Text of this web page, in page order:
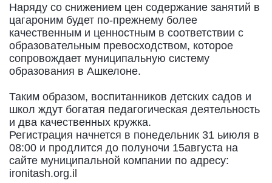
Наряду со снижением цен содержание занятий в
цагароним будет по-прежнему более
качественным и ценностным в соответствии с
образовательным превосходством, которое
сопровождает муниципальную систему
образования в Ашкелоне.
Таким образом, воспитанников детских садов и
школ ждут богатая педагогическая деятельность
и два качественных кружка.
Регистрация начнется в понедельник 31 ьиюля в
08:00 и продлится до полуночи 15августа на
сайте муниципальной компании по адресу:
ironitash.org.il